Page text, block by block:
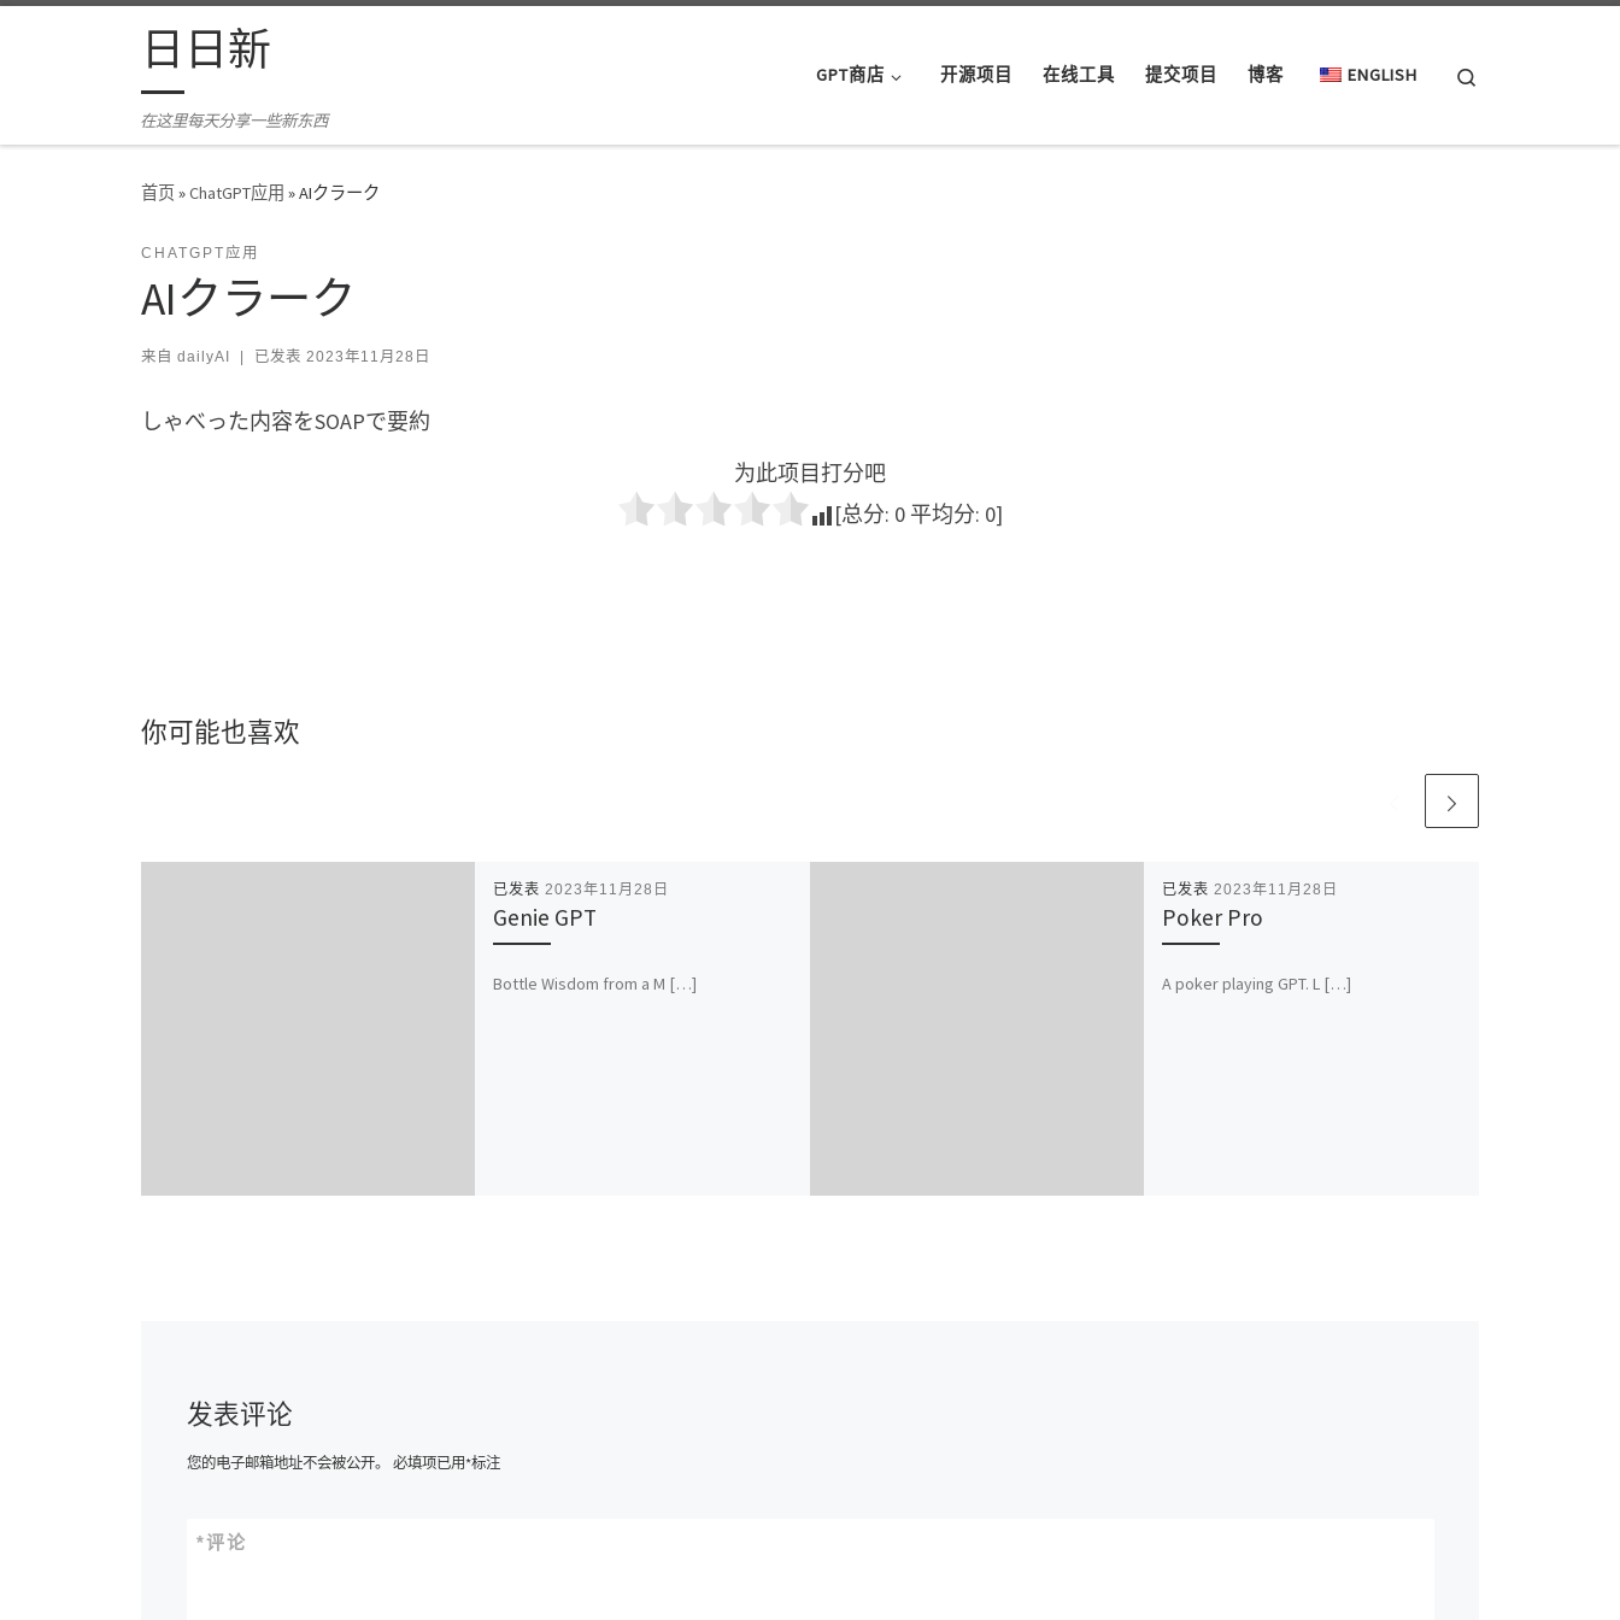
Skip to content日日新
在这里每天分享一些新东西
GPT商店 开源项目 在线工具 提交项目 博客 ENGLISH
首页»ChatGPT应用 »AIクラーク
CHATGPT应用
AIクラーク
来自 dailyAI 已发表 2023年11月28日
しゃべった内容をSOAPで要約
为此项目打分吧
[总分: 0 平均分: 0]
你可能也喜欢
已发表 2023年11月28日
Genie GPT
Bottle Wisdom from a M […]
已发表 2023年11月28日
Poker Pro
A poker playing GPT. L […]
发表评论
您的电子邮箱地址不会被公开。 必填项已用*标注
评论
*